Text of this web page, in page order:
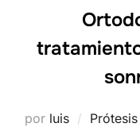
por luis